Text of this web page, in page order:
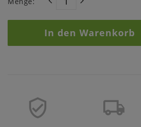
In den Warenkorb